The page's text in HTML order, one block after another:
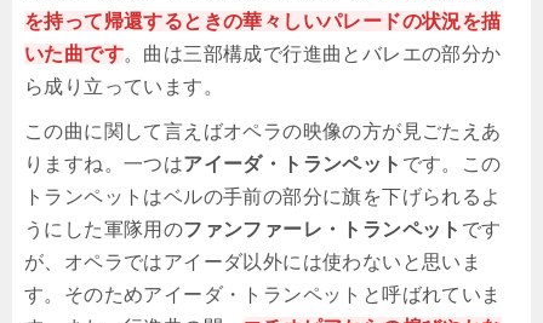
を持って帰還するときの華々しいパレードの状況を描
いた曲です。曲は三部構成で行進曲とバレエの部分か
ら成り立っています。
この曲に関して言えばオペラの映像の方が見ごたえあ
りますね。一つはアイーダ・トランペット です。この
トランペットはベルの手前の部分に旗を下げられるよ
うにした軍隊用のファンファーレ・トランペット です
が、オペラではアイーダ以外には使わないと思いま
す。そのためアイーダ・トランペットと呼ばれていま